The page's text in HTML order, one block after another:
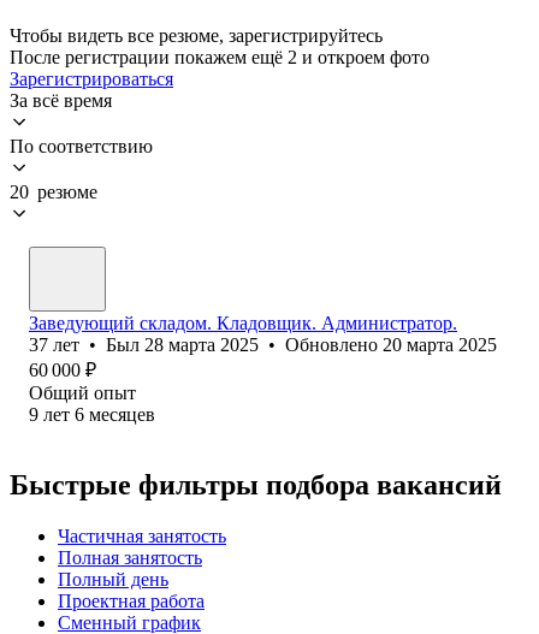
Чтобы видеть все резюме, зарегистрируйтесь
После регистрации покажем ещё 2 и откроем фото
Зарегистрироваться
За всё время
По соответствию
20 резюме
Заведующий складом. Кладовщик. Администратор.
37 лет • Был 28 марта 2025 • Обновлено 20 марта 2025
60 000 ₽
Общий опыт
9 лет 6 месяцев
Быстрые фильтры подбора вакансий
Частичная занятость
Полная занятость
Полный день
Проектная работа
Сменный график